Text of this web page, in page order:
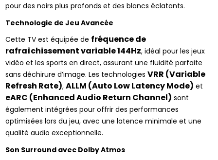
pour des noirs plus profonds et des blancs éclatants.
Technologie de Jeu Avancée
Cette TV est équipée de fréquence de
rafraîchissement variable 144Hz, idéal pour les jeux
vidéo et les sports en direct, assurant une fluidité parfaite
sans déchirure d’image. Les technologies VRR (Variable
Refresh Rate), ALLM (Auto Low Latency Mode)
eARC (Enhanced Audio Return Channel) sont
également intégrées pour offrir des performances
optimisées lors du jeu, avec une latence minimale et une
qualité audio exceptionnelle.
Son Surround avec Dolby Atmos